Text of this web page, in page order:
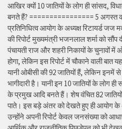
आखिर क्यों 10 जातियों के लोग ही सांसद,
बनते हैं? ================ 5 अगस्त
प्रतिनिधित्व आयोग के अध्यक्ष रिटायर्ड जज
की रिपोर्ट मुख्यमंत्री भजनलाल शर्मा को सौंप
पंचायती राज और शहरी निकायों के चुनावों में
होगा, लेकिन इस रिपोर्ट में चौकाने वाली बात
यानी ओबीसी की 92 जातियों हैं, लेकिन इनमें से
भागीदारी है। यानी इन 10 जातियों के लोग
के प्रमुख आदि बनते हैं। शेष वंचित 82
पाते। इस बड़े अंतर को देखते हुए ही आयोग के
उन्होंने अपनी रिपोर्ट केवल जनसंख्या को